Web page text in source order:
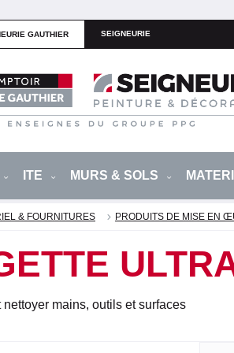
GAUTHIER SEIGNEURIE
ITE MURS & SOLS
& FOURNITURES PRODUITS DE MISE EN
nettoyer mains, outils et surfaces